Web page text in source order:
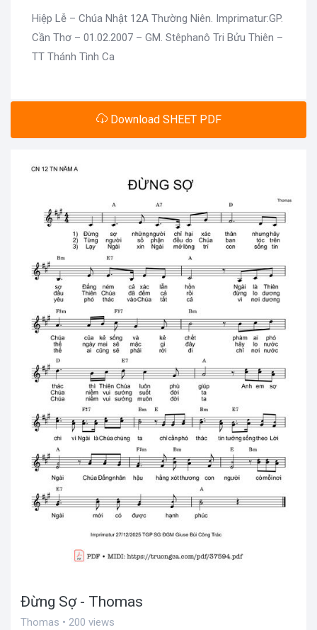
Hiệp Lễ – Chúa Nhật 12A Thường Niên. Imprimatur:GP.
Cần Thơ – 01.02.2007 – GM. Stêphanô Tri Bửu Thiên –
TT Thánh Tình Ca
Download SHEET PDF
Đừng Sợ - Thomas
Thomas • 200 views